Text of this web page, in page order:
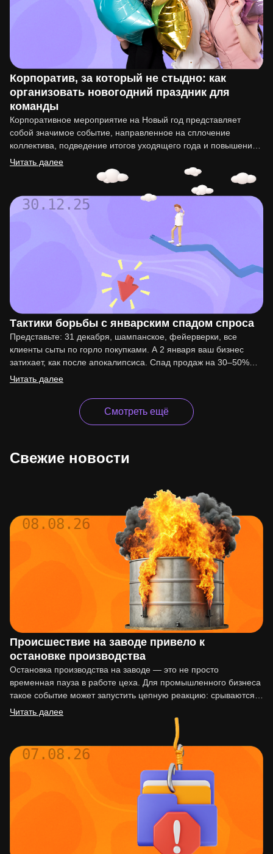
Корпоратив, за который не стыдно: как
организовать новогодний праздник для
команды
Корпоративное мероприятие на Новый год представляет
собой значимое событие, направленное на сплочение
коллектива, подведение итогов уходящего года и повышение
мотивации сотрудников. Организация такого праздника…
Читать далее
30.12.25
Тактики борьбы с январским спадом спроса
Представьте: 31 декабря, шампанское, фейерверки, все
клиенты сыты по горло покупками. А 2 января ваш бизнес
затихает, как после апокалипсиса. Спад продаж на 30–50%…
Читать далее
Смотреть ещё
Свежие новости
08.08.26
Происшествие на заводе привело к
остановке производства
Остановка производства на заводе — это не просто
временная пауза в работе цеха. Для промышленного бизнеса
такое событие может запустить цепную реакцию: срываются
сроки…
Читать далее
07.08.26